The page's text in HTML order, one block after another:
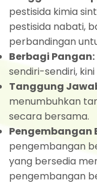
pestisida kimia
pestisida nabati,
perbandingan
Berbagi Pangan:
sendiri-sendiri,
Tanggung
menumbuhkan
secara bersama.
Pengembangan
pengembangan
yang bersedia
pengembangan